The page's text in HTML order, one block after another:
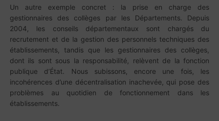
Un autre exemple concret : la prise en charge des
gestionnaires des collèges par les Départements. Depuis
2004, les conseils départementaux sont chargés du
recrutement et de la gestion des personnels techniques des
établissements, tandis que les gestionnaires des collèges,
dont ils sont sous la responsabilité, relèvent de la fonction
publique d’État. Nous subissons, encore une fois, les
incohérences d’une décentralisation inachevée, qui pose des
problèmes au quotidien de fonctionnement dans les
établissements.